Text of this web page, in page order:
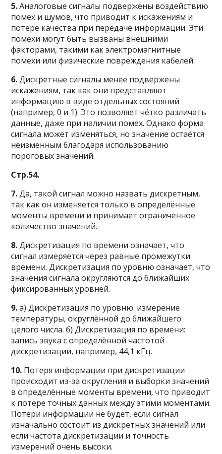
5.Аналоговые сигналы подвержены воздействию
помех и шумов, что приводит к искажениям и
потере качества при передаче информации. Эти
помехи могут быть вызваны внешними
факторами, такими как электромагнитные
помехи или физические повреждения кабелей.
6.Дискретные сигналы менее подвержены
искажениям, так как они представляют
информацию в виде отдельных состояний
(например, 0 и 1). Это позволяет чётко различать
данные, даже при наличии помех. Однако форма
сигнала может изменяться, но значение остаётся
неизменным благодаря использованию
пороговых значений.
Стр.54.
7.Да, такой сигнал можно назвать дискретным,
так как он изменяется только в определённые
моменты времени и принимает ограниченное
количество значений.
8.Дискретизация по времени означает, что
сигнал измеряется через равные промежутки
времени. Дискретизация по уровню означает, что
значения сигнала округляются до ближайших
фиксированных уровней.
9.а) Дискретизация по уровню: измерение
температуры, округлённой до ближайшего
целого числа. б) Дискретизация по времени:
запись звука с определённой частотой
дискретизации, например, 44,1 кГц.
10. Потеря информации при дискретизации
происходит из-за округления и выборки значений
в определённые моменты времени, что приводит
к потере точных данных между этими моментами.
Потери информации не будет, если сигнал
изначально состоит из дискретных значений или
если частота дискретизации и точность
измерений очень высоки.